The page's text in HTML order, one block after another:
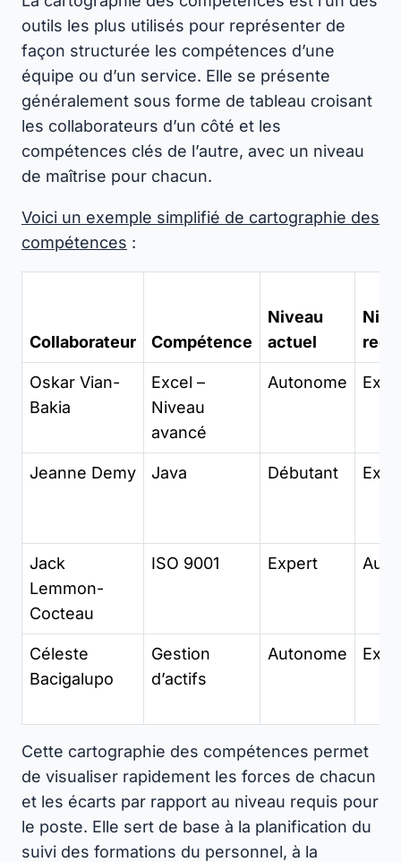
outils les plus utilisés pour représenter de
façon structurée les compétences d’une
équipe ou d’un service. Elle se présente
généralement sous forme de tableau croisant
les collaborateurs d’un côté et les
compétences clés de l’autre, avec un niveau
de maîtrise pour chacun.
Voici un exemple simplifié de cartographie des
compétences :
Collaborateur Compétence
Niveau
actuel
Oskar Vian-
Bakia
Excel –
Niveau
avancé
Autonome
Jeanne Demy Java Débutant
Jack
Lemmon-
Cocteau
ISO 9001 Expert
Céleste
Bacigalupo
Gestion
d’actifs
Autonome
Cette cartographie des compétences permet
de visualiser rapidement les forces de chacun
et les écarts par rapport au niveau requis pour
le poste. Elle sert de base à la planification du
suivi des formations du personnel, à la